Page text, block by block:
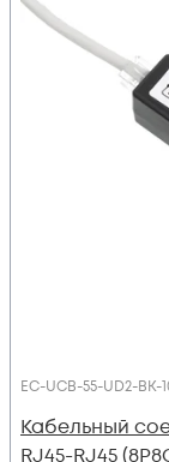
EC-UCB-55-UD2-BK-
Кабельный
RJ45-RJ45